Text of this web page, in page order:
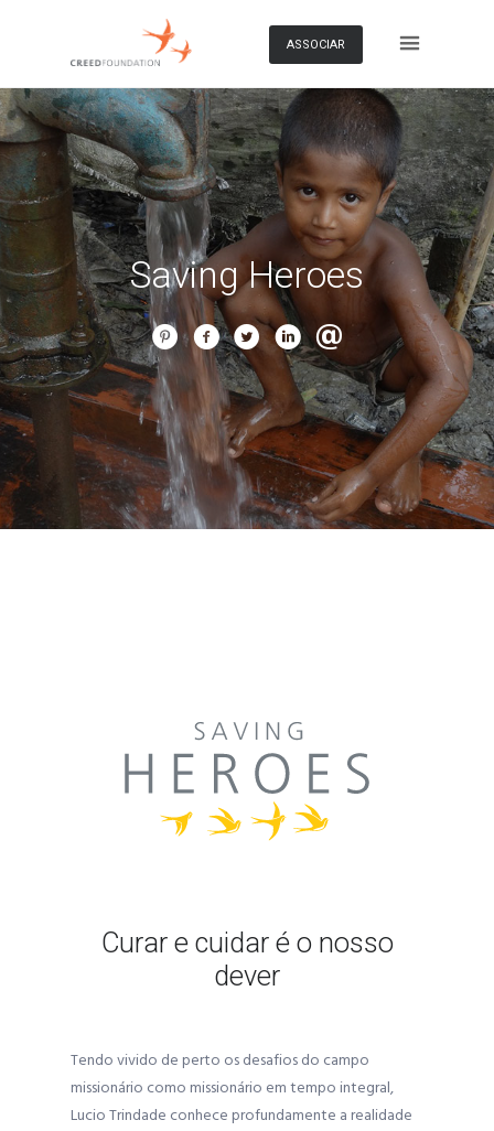
ASSOCIAR
Saving Heroes
Curar e cuidar é o nosso
dever
Tendo vivido de perto os desafios do campo
missionário como missionário em tempo integral,
Lucio Trindade conhece profundamente a realidade